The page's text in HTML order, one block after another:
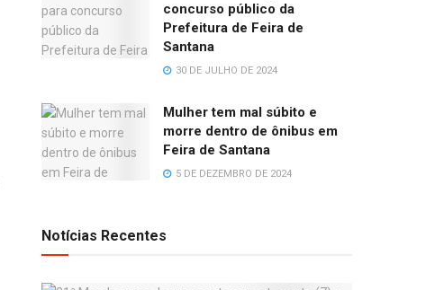
concurso público da
Prefeitura de Feira de
Santana
30 DE JULHO DE 2024
Mulher tem mal súbito e
morre dentro de ônibus em
Feira de Santana
5 DE DEZEMBRO DE 2024
Notícias Recentes